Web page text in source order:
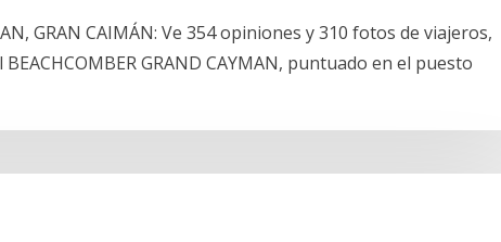
GRAN CAIMÁN: Ve 354 opiniones y 310 fotos de viajeros,
GRAND CAYMAN, puntuado en el puesto